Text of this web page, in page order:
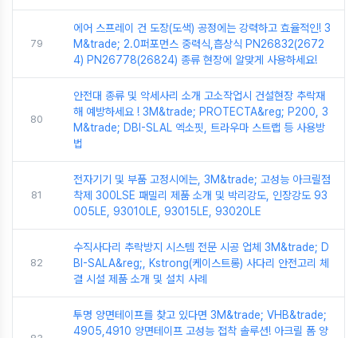
79
에어 스프레이 건 도장(도색) 공정에는 강력하고 효율적인! 3
M&trade; 2.0퍼포먼스 중력식,흡상식 PN26832(2672
4) PN26778(26824) 종류 현장에 알맞게 사용하세요!
80
안전대 종류 및 악세사리 소개 고소작업시 건설현장 추락재
해 예방하세요 ! 3M&trade; PROTECTA&reg; P200, 3
M&trade; DBI-SLAL 엑소핏, 트라우마 스트랩 등 사용방
법
81
전자기기 및 부품 고정시에는, 3M&trade; 고성능 아크릴점
착제 300LSE 패밀리 제품 소개 및 박리강도, 인장강도 93
005LE, 93010LE, 93015LE, 93020LE
82
수직사다리 추락방지 시스템 전문 시공 업체 3M&trade; D
BI-SALA&reg;, Kstrong(케이스트롱) 사다리 안전고리 체
결 시설 제품 소개 및 설치 사례
투명 양면테이프를 찾고 있다면 3M&trade; VHB&trade;
4905,4910 양면테이프 고성능 접착 솔루션! 아크릴 폼 양